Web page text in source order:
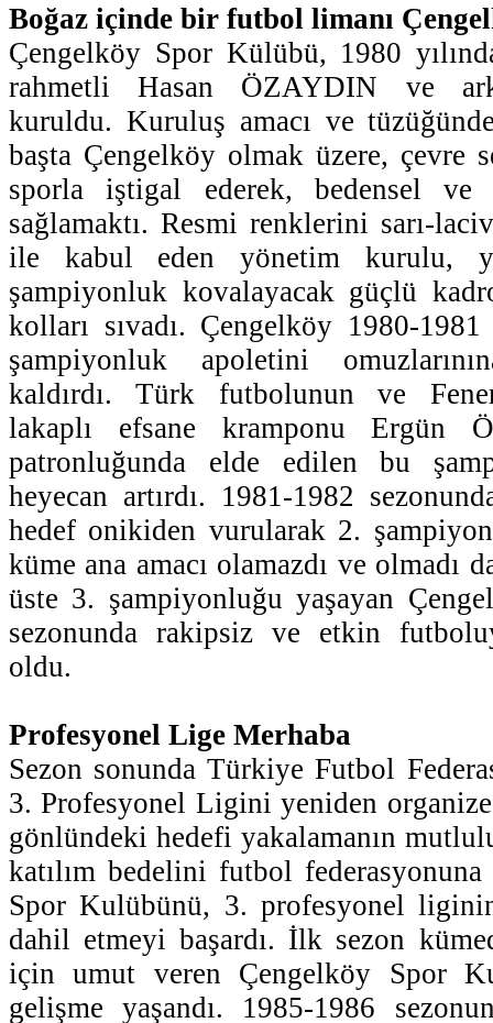
Boğaz içinde bir futbol limanı
Çengelköy Spor Külübü, 1980
rahmetli Hasan ÖZAYDIN ve
kuruldu. Kuruluş amacı ve
başta Çengelköy olmak üzere, çevre
sporla iştigal ederek, bedensel ve
sağlamaktı. Resmi renklerini sarı-
ile kabul eden yönetim kurulu,
şampiyonluk kovalayacak güçlü
kolları sıvadı. Çengelköy 1980-
şampiyonluk apoletini
kaldırdı. Türk futbolunun ve
lakaplı efsane kramponu Ergün
patronluğunda elde edilen bu
heyecan artırdı. 1981-1982
hedef onikiden vurularak 2.
küme ana amacı olamazdı ve olmadı
üste 3. şampiyonluğu yaşayan
sezonunda rakipsiz ve etkin
oldu.
Profesyonel Lige Merhaba
Sezon sonunda Türkiye Futbol
3. Profesyonel Ligini yeniden
gönlündeki hedefi yakalamanın
katılım bedelini futbol
Spor Kulübünü, 3. profesyonel
dahil etmeyi başardı. İlk sezon
için umut veren Çengelköy Spor
gelişme yaşandı. 1985-1986